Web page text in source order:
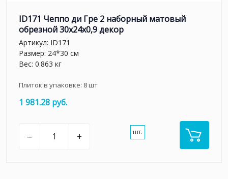
ID171 Чеппо ди Гре 2 наборный матовый
обрезной 30x24x0,9 декор
Артикул: ID171
Размер: 24*30 см
Вес: 0.863 кг
Плиток в упаковке: 8шт
1 981.28 руб.
– + шт.